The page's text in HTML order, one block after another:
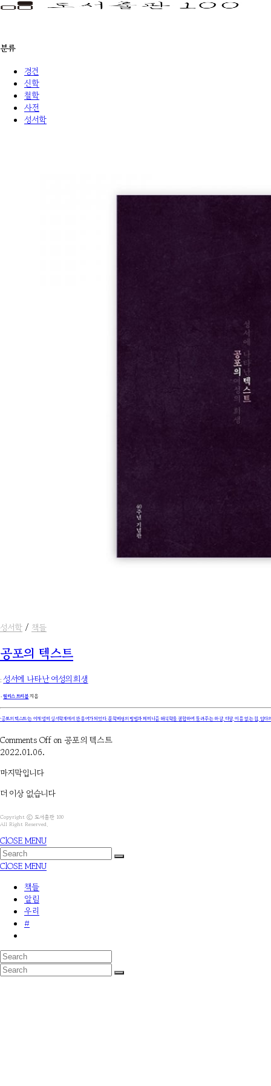
분류
경건
신학
철학
사전
성서학
성서학 / 책들
공포의 텍스트
:성서에 나타난 여성의 희생
۰필리스 트리블지음
‘공포의 텍스트’는 이제 영미 성서학계에서 관용어가 되었다. 문학비평의 방법과 페미니즘 해석학을 결합하여 들려주는 하갈, 다말, 이름 없는 첩,
Comments Off on 공포의 텍스트
2022.01.06.
마지막입니다
더 이상 없습니다
Copyright ⓒ 도서출판 100
All Right Reserved.
ClOSE MENU
ClOSE MENU
책들
알림
우리
#